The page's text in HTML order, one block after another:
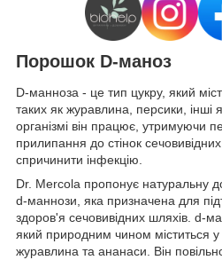
Порошок D-маноз
D-манноза - це тип цукру, який
таких як журавлина, персики, інші
організмі він працює, утримуючи
прилипання до стінок
спричинити інфекцію.
Dr. Mercola пропонує натуральну
d-маннози, яка призначена для
здоров'я сечовивідних шляхів. d-
який природним чином міститься у
журавлина та ананаси. Він